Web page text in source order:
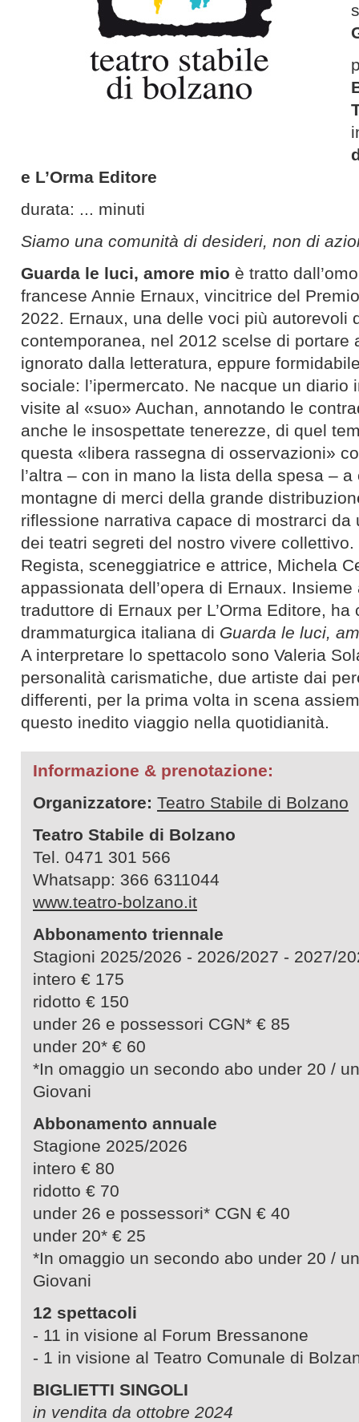
e L’Orma Editore
durata: ... minuti
Siamo una comunità di desideri, non di
Guarda le luci, amore mio è tratto
francese Annie Ernaux, vincitrice del
2022. Ernaux, una delle voci più autorevoli
contemporanea, nel 2012 scelse di portare
ignorato dalla letteratura, eppure
sociale: l’ipermercato. Ne nacque un
visite al «suo» Auchan, annotando le
anche le insospettate tenerezze, di quel
questa «libera rassegna di osservazioni»
l’altra – con in mano la lista della spesa –
montagne di merci della grande
riflessione narrativa capace di mostrarci da
dei teatri segreti del nostro vivere collettivo.
Regista, sceneggiatrice e attrice, Michela
appassionata dell’opera di Ernaux.
traduttore di Ernaux per L’Orma Editore,
drammaturgica italiana di Guarda le luci,
A interpretare lo spettacolo sono Valeria
personalità carismatiche, due artiste dai
differenti, per la prima volta in scena
questo inedito viaggio nella quotidianità.
Informazione & prenotazione:
Organizzatore: Teatro Stabile di Bolzano
Teatro Stabile di Bolzano
Tel. 0471 301 566
Whatsapp: 366 6311044
www.teatro-bolzano.it
Abbonamento triennale
Stagioni 2025/2026 - 2026/2027 -
intero € 175
ridotto € 150
under 26 e possessori CGN* € 85
under 20* € 60
*In omaggio un secondo abo under 20 /
Giovani
Abbonamento annuale
Stagione 2025/2026
intero € 80
ridotto € 70
under 26 e possessori* CGN € 40
under 20* € 25
*In omaggio un secondo abo under 20 /
Giovani
12 spettacoli
- 11 in visione al Forum Bressanone
- 1 in visione al Teatro Comunale di
BIGLIETTI SINGOLI
in vendita da ottobre 2024